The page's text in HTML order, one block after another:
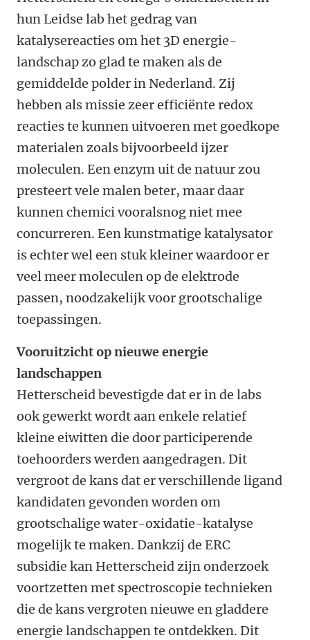
hun Leidse lab het gedrag van
katalysereacties om het 3D energie-
landschap zo glad te maken als de
gemiddelde polder in Nederland. Zij
hebben als missie zeer efficiënte redox
reacties te kunnen uitvoeren met goedkope
materialen zoals bijvoorbeeld ijzer
moleculen. Een enzym uit de natuur zou
presteert vele malen beter, maar daar
kunnen chemici vooralsnog niet mee
concurreren. Een kunstmatige katalysator
is echter wel een stuk kleiner waardoor er
veel meer moleculen op de elektrode
passen, noodzakelijk voor grootschalige
toepassingen.
Vooruitzicht op nieuwe energie
landschappen
Hetterscheid bevestigde dat er in de labs
ook gewerkt wordt aan enkele relatief
kleine eiwitten die door participerende
toehoorders werden aangedragen. Dit
vergroot de kans dat er verschillende ligand
kandidaten gevonden worden om
grootschalige water-oxidatie-katalyse
mogelijk te maken. Dankzij de ERC
subsidie kan Hetterscheid zijn onderzoek
voortzetten met spectroscopie technieken
die de kans vergroten nieuwe en gladdere
energie landschappen te ontdekken. Dit